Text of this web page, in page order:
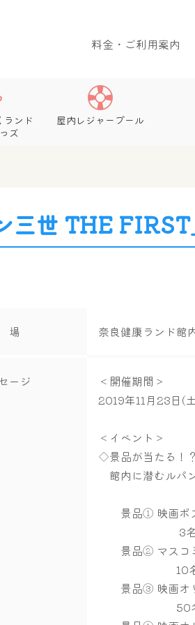
料金・ご利用案内
ランド
ズ
屋内レジャープール
世 THE FIRST
場 奈良健康ランド館
ージ
＜開催期間＞
2019年11月23日(
＜イベント＞
◇景品が当たる！
館内に潜むルパ
景品① 映画ポ
3名
景品② マスコ
10名
景品③ 映画オリ
50名